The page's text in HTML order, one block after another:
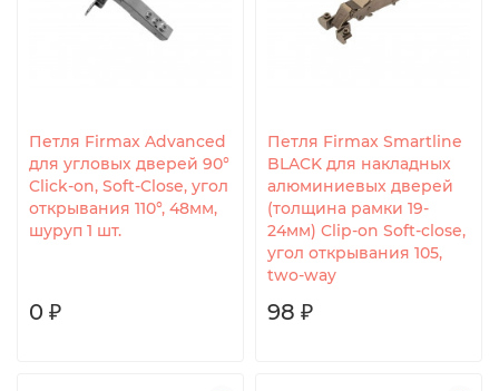
Петля Firmax Advanced
для угловых дверей 90°
Click-on, Soft-Close, угол
открывания 110°, 48мм,
шуруп 1 шт.
0 ₽
Петля Firmax Smartline
BLACK для накладных
алюминиевых дверей
(толщина рамки 19-
24мм) Clip-on Soft-close,
угол открывания 105,
two-way
98 ₽